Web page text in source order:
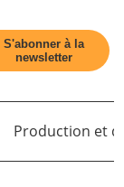
S'abonner à la
newsletter
Production et